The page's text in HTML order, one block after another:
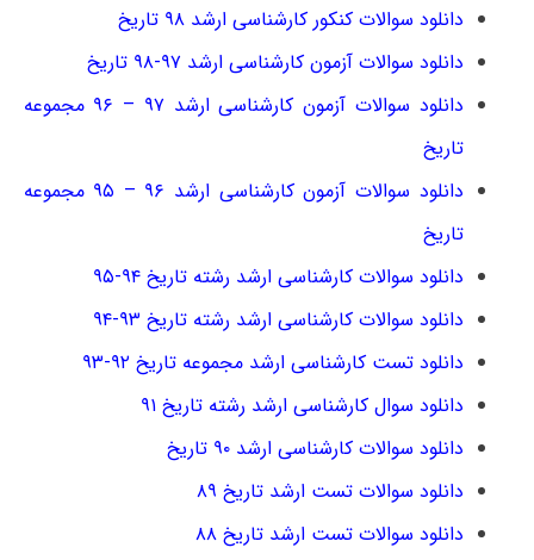
دانلود سوالات کنکور کارشناسی ارشد ۹۸ تاریخ
دانلود سوالات آزمون کارشناسی ارشد ۹۷-۹۸ تاریخ
دانلود سوالات آزمون کارشناسی ارشد ۹۷ – ۹۶ مجموعه
تاریخ
دانلود سوالات آزمون کارشناسی ارشد ۹۶ – ۹۵ مجموعه
تاریخ
دانلود سوالات کارشناسی ارشد رشته تاریخ ۹۴-۹۵
دانلود سوالات کارشناسی ارشد رشته تاریخ ۹۳-۹۴
دانلود تست کارشناسی ارشد مجموعه تاریخ ۹۲-۹۳
دانلود سوال کارشناسی ارشد رشته تاریخ ۹۱
دانلود سوالات کارشناسی ارشد ۹۰ تاریخ
دانلود سوالات تست ارشد تاریخ ۸۹
دانلود سوالات تست ارشد تاریخ ۸۸